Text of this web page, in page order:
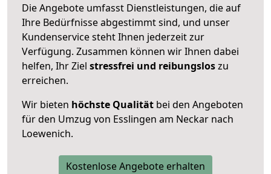
Die Angebote umfasst Dienstleistungen, die auf
Ihre Bedürfnisse abgestimmt sind, und unser
Kundenservice steht Ihnen jederzeit zur
Verfügung. Zusammen können wir Ihnen dabei
helfen, Ihr Ziel stressfrei und reibungsloszu
erreichen.
Wir bieten höchste Qualität bei den Angeboten
für den Umzug von Esslingen am Neckar nach
Loewenich.
Kostenlose Angebote erhalten